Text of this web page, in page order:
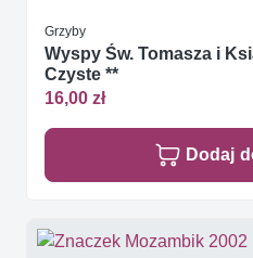
Grzyby
Wyspy Św. Tomasza i
Czyste **
16,00 zł
Dodaj